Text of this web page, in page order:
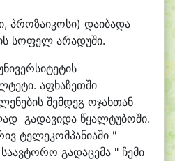
პროზაიკოსი) დაიბადა
სოფელ არადუში.
აფხაზეთში
შემდეგ ოჯახთან
გადავიდა წყალტუბოში.
ტელეკომპანიაში "
გადაცემა " ჩემი